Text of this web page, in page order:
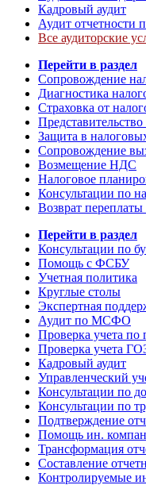
Кадровый аудит
Аудит
Все аудиторские
Перейти в раздел
Сопровождение
Диагностика
Страховка от
Представительство
Защита в
Сопровождение
Возмещение НДС
Налоговое
Консультации по
Возврат
Перейти в раздел
Консультации по
Помощь с ФСБУ
Учетная политика
Круглые столы
Экспертная
Аудит по МСФО
Проверка учета по
Проверка учета
Кадровый аудит
Управленческий
Консультации по
Консультации по
Подтверждение
Помощь ин.
Трансформация
Составление
Контролируемые